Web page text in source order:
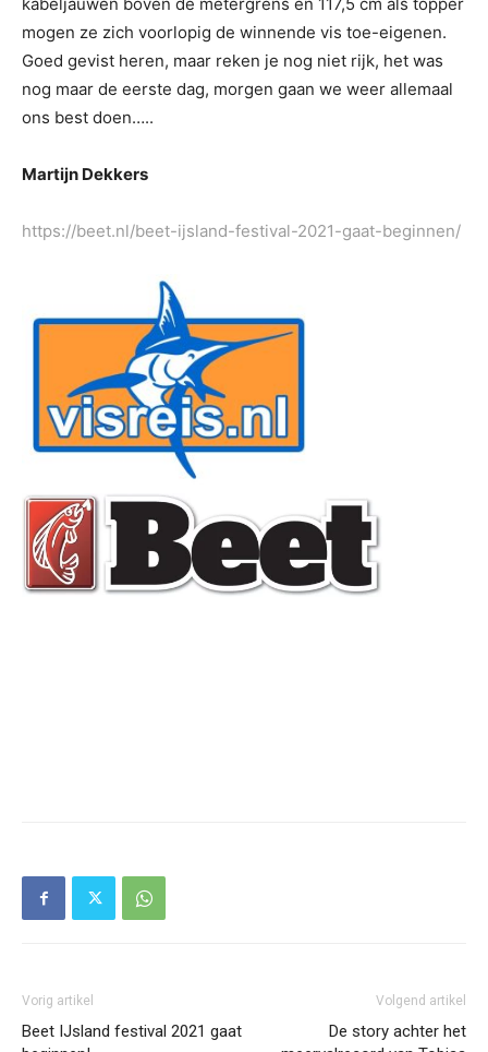
mogen ze zich voorlopig de winnende vis toe-eigenen.
Goed gevist heren, maar reken je nog niet rijk, het was
nog maar de eerste dag, morgen gaan we weer allemaal
ons best doen…..
Martijn Dekkers
https://beet.nl/beet-ijsland-festival-2021-gaat-beginnen/
Vorig artikel
Beet IJsland festival 2021 gaat
Volgend artikel
De story achter het